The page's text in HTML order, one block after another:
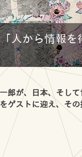
人から情報を
郎が、日本、そし
ゲストに迎え、そ